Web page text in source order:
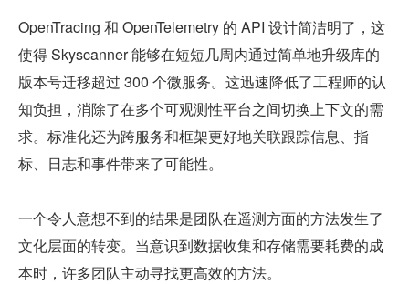
OpenTracing 和 OpenTelemetry 的 API 设计简洁明了，这
使得 Skyscanner 能够在短短几周内通过简单地升级库的
版本号迁移超过 300 个微服务。这迅速降低了工程师的认
知负担，消除了在多个可观测性平台之间切换上下文的需
求。标准化还为跨服务和框架更好地关联跟踪信息、指
标、日志和事件带来了可能性。
一个令人意想不到的结果是团队在遥测方面的方法发生了
文化层面的转变。当意识到数据收集和存储需要耗费的成
本时，许多团队主动寻找更高效的方法。